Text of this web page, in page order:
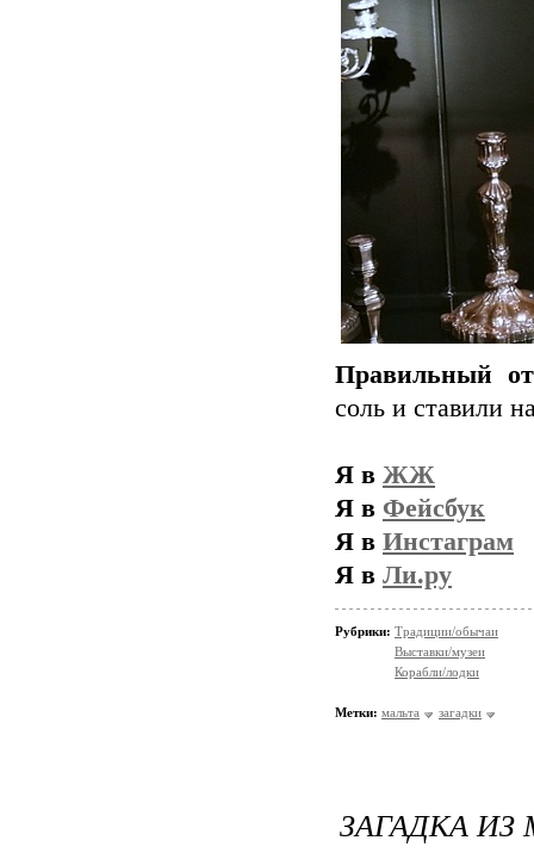
Правильный
соль и ставили
Я в ЖЖ
Я в Фейсбук
Я в Инстаграм
Я в Ли.ру
Рубрики: Традиции/обычаи
Выставки/музеи
Корабли/лодки
Метки: мальта загадки
ЗАГАДКА